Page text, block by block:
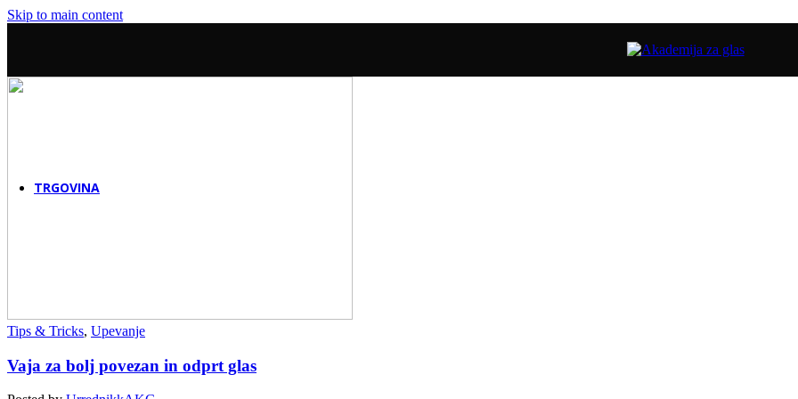
Skip to main contentOnline šola petja
TRGOVINA
Tips & Tricks, Upevanje
Vaja za bolj povezan in odprt glas